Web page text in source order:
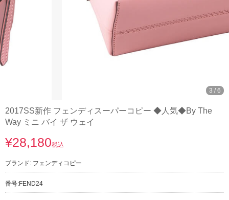
3 / 6
2017SS新作 フェンディスーパーコピー ◆人気◆By The
Way ミニ バイ ザ ウェイ
¥28,180税込
ブランド: フェンディコピー
番号:FEND24